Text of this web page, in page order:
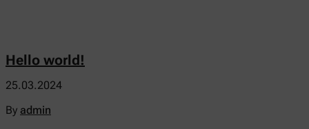
Hello world!
25.03.2024
By admin